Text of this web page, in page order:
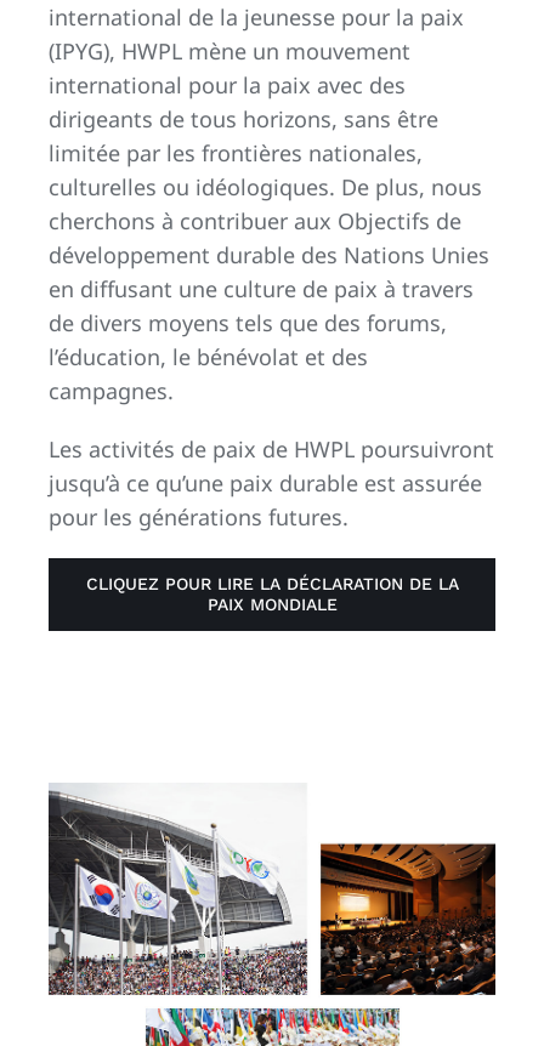
international de la jeunesse pour la paix
(IPYG), HWPL mène un mouvement
international pour la paix avec des
dirigeants de tous horizons, sans être
limitée par les frontières nationales,
culturelles ou idéologiques. De plus, nous
cherchons à contribuer aux Objectifs de
développement durable des Nations Unies
en diffusant une culture de paix à travers
de divers moyens tels que des forums,
l’éducation, le bénévolat et des
campagnes.
Les activités de paix de HWPL poursuivront
jusqu’à ce qu’une paix durable est assurée
pour les générations futures.
CLIQUEZ POUR LIRE LA DÉCLARATION DE LA
PAIX MONDIALE